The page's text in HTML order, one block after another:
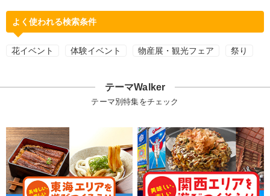
よく使われる検索条件
花イベント 体験イベント 物産展・観光フェア 祭り
テーマWalker
テーマ別特集をチェック